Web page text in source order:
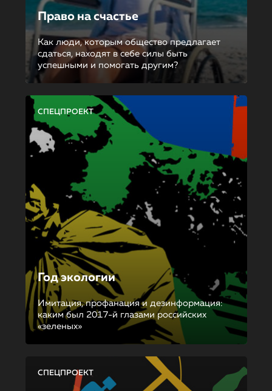
Право на счастье
Как люди, которым общество предлагает
сдаться, находят в себе силы быть
успешными и помогать другим?
СПЕЦПРОЕКТ
Год экологии
Имитация, профанация и дезинформация:
каким был 2017-й глазами российских
«зеленых»
СПЕЦПРОЕКТ